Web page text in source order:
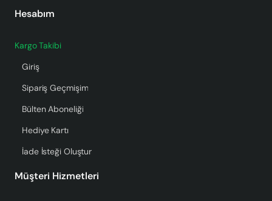
Hesabım
Kargo Takibi
Giriş
Sipariş Geçmişim
Bülten Aboneliği
Hediye Kartı
İade İsteği Oluştur
Müşteri Hizmetleri